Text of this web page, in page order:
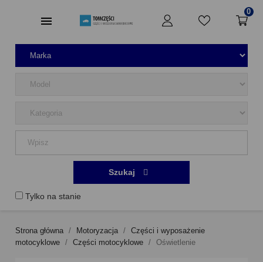
0
Tylko na stanie
Szukaj
Strona główna Motoryzacja
Części i wyposażenie
motocyklowe
Części motocyklowe Oświetlenie